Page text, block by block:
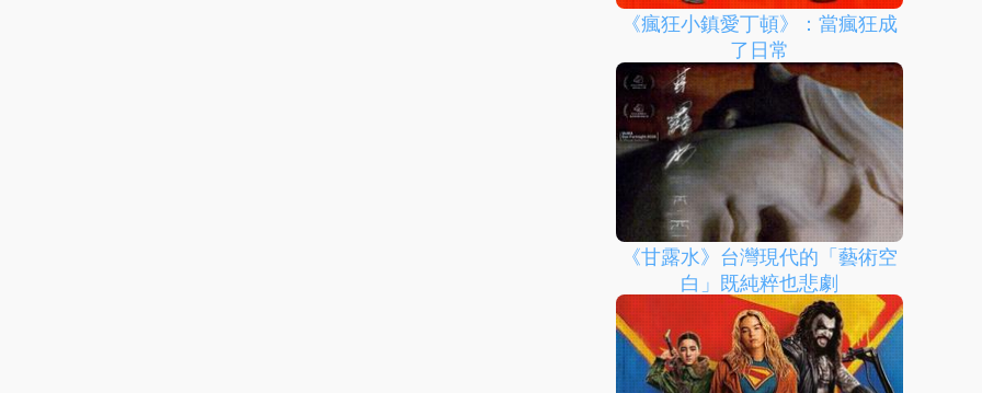
《瘋狂小鎮愛丁頓》：當瘋狂成
了日常
《甘露水》台灣現代的「藝術空
白」既純粹也悲劇